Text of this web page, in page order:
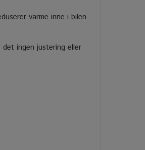
varme inne i bilen
ingen justering eller